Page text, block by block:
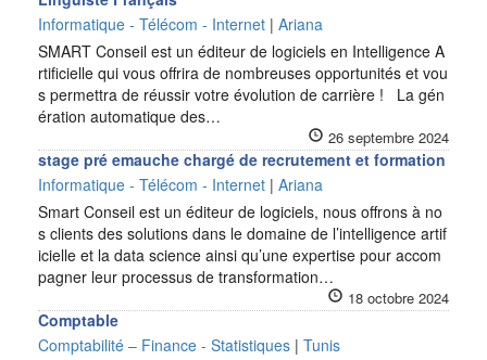
Informatique - Télécom - Internet | Ariana
SMART Conseil est un éditeur de logiciels en Intelligence A
rtificielle qui vous offrira de nombreuses opportunités et vou
s permettra de réussir votre évolution de carrière ! La gén
ération automatique des…
26 septembre 2024
stage pré emauche chargé de recrutement et formation
Informatique - Télécom - Internet | Ariana
Smart Conseil est un éditeur de logiciels, nous offrons à no
s clients des solutions dans le domaine de l’intelligence artif
icielle et la data science ainsi qu’une expertise pour accom
pagner leur processus de transformation…
18 octobre 2024
Comptable
Comptabilité – Finance - Statistiques | Tunis